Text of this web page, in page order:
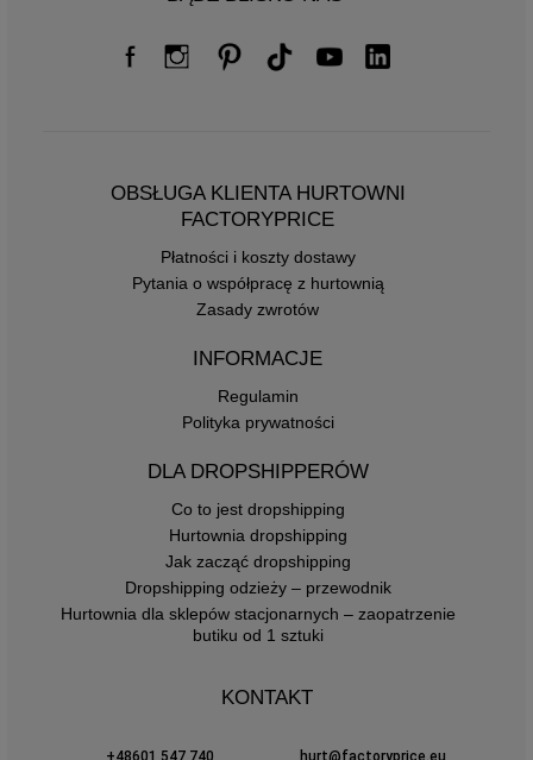
OBSŁUGA KLIENTA HURTOWNI
FACTORYPRICE
Płatności i koszty dostawy
Pytania o współpracę z hurtownią
Zasady zwrotów
INFORMACJE
Regulamin
Polityka prywatności
DLA DROPSHIPPERÓW
Co to jest dropshipping
Hurtownia dropshipping
Jak zacząć dropshipping
Dropshipping odzieży – przewodnik
Hurtownia dla sklepów stacjonarnych – zaopatrzenie
butiku od 1 sztuki
KONTAKT